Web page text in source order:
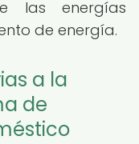
las energías
de energía.
a la
de